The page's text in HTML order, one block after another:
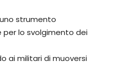
strumento
lo svolgimento dei
ai militari di muoversi